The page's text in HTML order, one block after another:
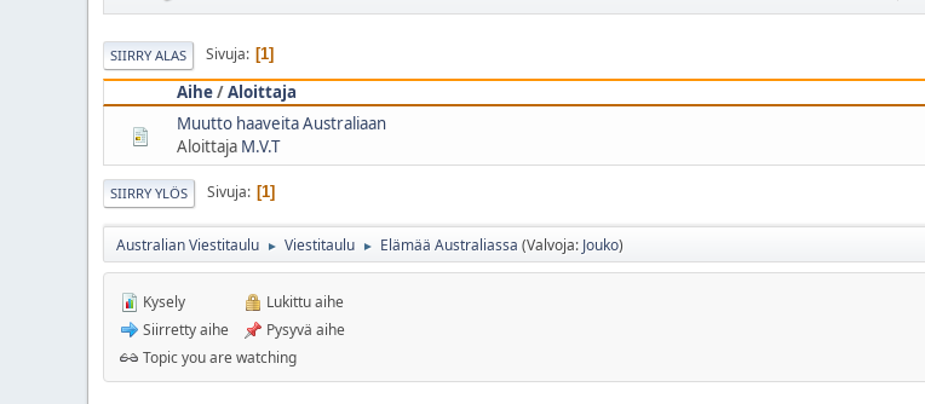
SIIRRY ALAS Sivuja 1
Aihe/Aloittaja
Muutto haaveita Australiaan
Aloittaja M.V.T
SIIRRY YLÖS Sivuja 1
Australian Viestitaulu ► Viestitaulu ► Elämää Australiassa (Valvoja: Jouko)
Kysely
Siirretty aihe
Lukittu aihe
Pysyvä aihe
Topic you are watching